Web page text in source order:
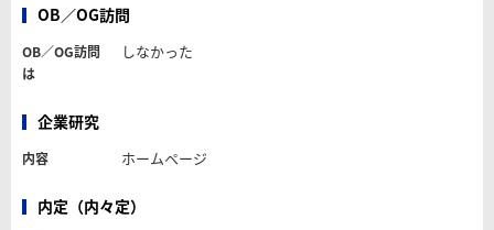
OB／OG訪問
OB／OG訪問
は
しなかった
企業研究
内容 ホームページ
内定（内々定）